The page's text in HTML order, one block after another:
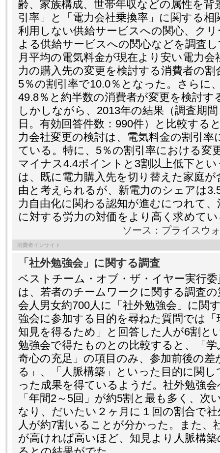
齢、家族構成、世帯年収などの属性を背
引率」と「電力会社乗換率」に関する相
利用しない供給サービスへの関心、ク
よる供給サービスへの関心などを調査
月平均の電気料金が現在より安い電力
力の購入先の変更を検討する消費者の
5％の割引率で10.0％となった。さらに
49.8％と約半数の消費者が変更を検討
しかしながら、2013年の結果（調査期
日。有効回答件数：990件）と比較する
力会社変更の検討は、電気料金の割引
ている。特に、5％の割引率における変
マイナス4.4ポイントと3割以上低下と
は、既に電力購入先を切り替えた家庭
由と考えられるが、新電力のシェアは
力自由化に関わる認知が進むにつれて
に対する労力の対価をより高く求めて
ソース：プライスウ
消費者インサイト
「社外勉強会」に関する調査
ベストチーム・オブ・ザ・イヤー実行
は、若者のチームワークに関する調査
会人男女約700人に「社外勉強会」に関
強会に参加する目的を尋ねた質問では
知見を得るため」と回答した人が6割と
勉強会で得たものとの比較すると、「
奇心の充足」の項目のみ、参加前後の
る」、「人脈構築」といった目的に関
った成果を得ているようだ。社外勉強
「年間2～5回」が約5割と最も多く、次
なり、だいたい２ヶ月に１回の割合で
人が約7割いることが分かった。また、
が高ければ高いほど、知見より人脈構